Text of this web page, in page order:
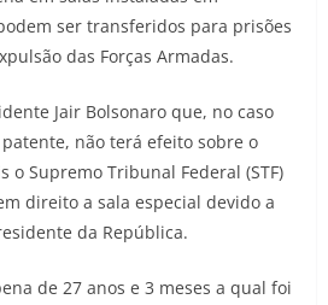
ser transferidos para prisões
das Forças Armadas.
Jair Bolsonaro que, no caso
não terá efeito sobre o
o Supremo Tribunal Federal (STF)
direito a sala especial devido a
da República.
de 27 anos e 3 meses a qual foi